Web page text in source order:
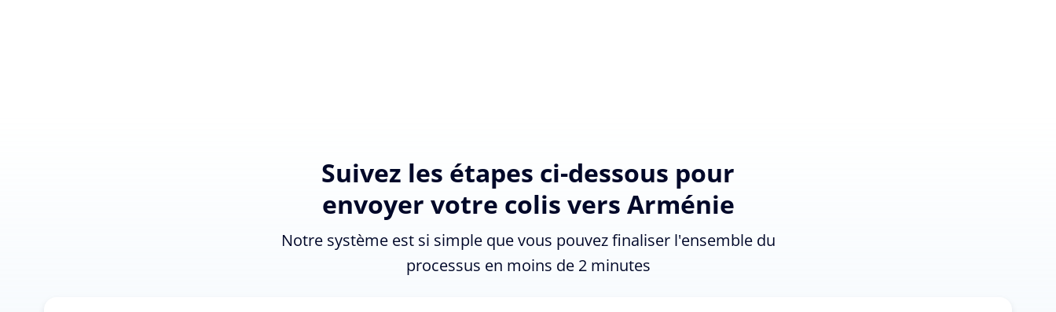
Suivez les étapes ci-dessous pour
envoyer votre colis vers Arménie
Notre système est si simple que vous pouvez finaliser l'ensemble du
processus en moins de 2 minutes